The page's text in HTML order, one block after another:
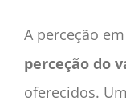
A perceção
perceção do
oferecidos.